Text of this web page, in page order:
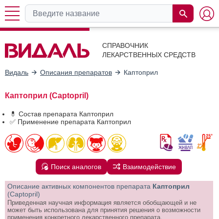
СПРАВОЧНИК
ЛЕКАРСТВЕННЫХ СРЕДСТВ
Видаль Описания препаратов Каптоприл
Каптоприл (Captopril)
💊 Состав препарата Каптоприл
✅ Применение препарата Каптоприл
Поиск аналогов Взаимодействие
Описание активных компонентов препарата Каптоприл
(Captopril)
Приведенная научная информация является обобщающей и не
может быть использована для принятия решения о возможности
применения конкретного лекарственного препарата.